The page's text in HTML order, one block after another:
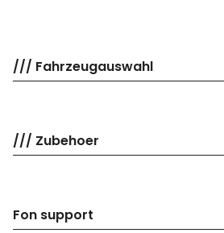
/// Fahrzeugauswahl
/// Zubehoer
Fon support